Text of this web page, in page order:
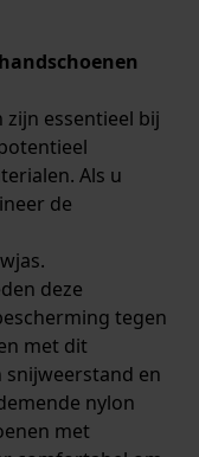
essentieel bij
Als u
de
deze
tegen
met dit
en
nylon
met